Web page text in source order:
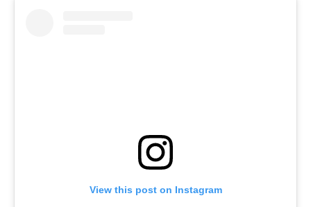
View this post on Instagram